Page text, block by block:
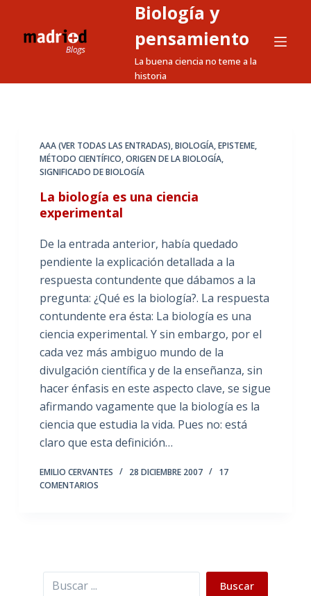
a
Biología y
pensamiento
La buena ciencia no teme a la
historia
AAA (VER TODAS LAS ENTRADAS),BIOLOGÍA,EPISTEME,
MÉTODO CIENTÍFICO,ORIGEN DE LA BIOLOGÍA,
SIGNIFICADO DE BIOLOGÍA
La biología es una ciencia
experimental
De la entrada anterior, había quedado
pendiente la explicación detallada a la
respuesta contundente que dábamos a la
pregunta: ¿Qué es la biología?. La respuesta
contundente era ésta: La biología es una
ciencia experimental. Y sin embargo, por el
cada vez más ambiguo mundo de la
divulgación científica y de la enseñanza, sin
hacer énfasis en este aspecto clave, se sigue
afirmando vagamente que la biología es la
ciencia que estudia la vida. Pues no: está
claro que esta definición…
EMILIO CERVANTES 28 DICIEMBRE 2007
17
COMENTARIOS
Buscar Buscar